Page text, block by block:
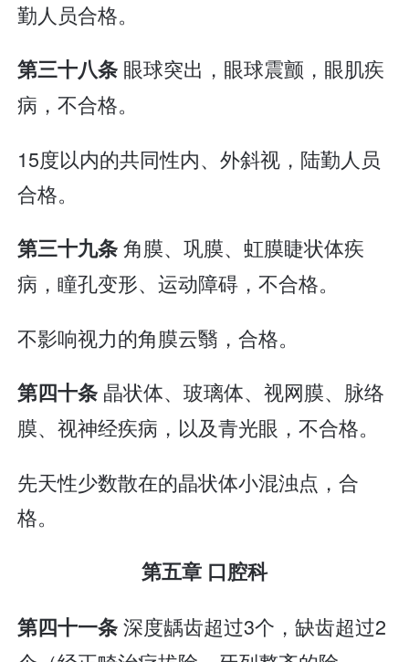
勤人员合格。
第三十八条 眼球突出，眼球震颤，眼肌疾
病，不合格。
15度以内的共同性内、外斜视，陆勤人员
合格。
第三十九条角膜、巩膜、虹膜睫状体疾
病，瞳孔变形、运动障碍，不合格。
不影响视力的角膜云翳，合格。
第四十条 晶状体、玻璃体、视网膜、脉络
膜、视神经疾病，以及青光眼，不合格。
先天性少数散在的晶状体小混浊点，合
格。
第五章 口腔科
第四十一条深度龋齿超过3个，缺齿超过2